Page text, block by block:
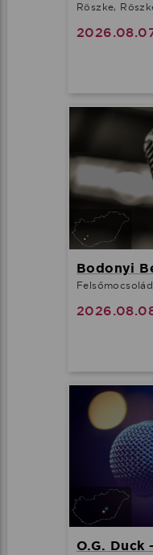
Röszke,
Bodonyi
O.G. Duck